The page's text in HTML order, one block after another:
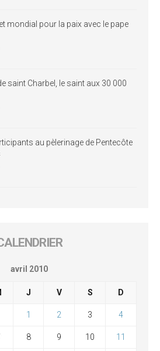
mondial pour la paix avec le pape
saint Charbel, le saint aux 30 000
au pèlerinage de Pentecôte
avril 2010
J V S D
1 2 3 4
8 9 10 11